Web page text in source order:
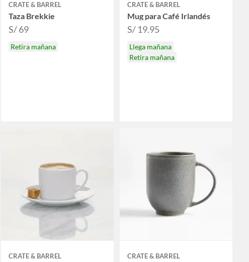
CRATE & BARREL
Taza Brekkie
S/ 69
Retira mañana
CRATE & BARREL
Mug para Café Irlandés
S/ 19.95
Llega mañana
Retira mañana
CRATE & BARREL CRATE & BARREL